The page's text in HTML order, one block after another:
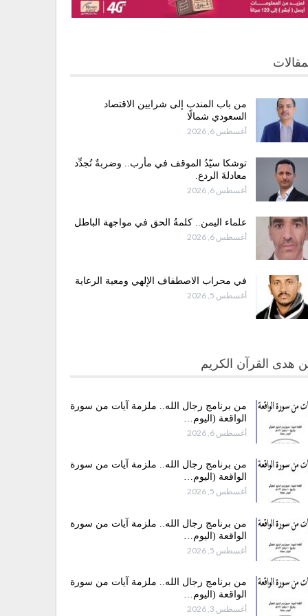
من باب المندب إلى شرايين الاقتصاد
السعودي شمالًا
أغسطس 6, 2026
توشكا سيّدُ الموقف في مأرب.. وضربةٌ تُجدِّد
معادلةَ الردع.
أغسطس 6, 2026
علماء اليمن.. كلمةُ الحق في مواجهة الباطل
أغسطس 6, 2026
في محراب الاصطفاف الإلهي ومعية الرعاية
أغسطس 5, 2026
هدى القرآن الكريم
من برنامج رجال الله.. ملزمة آيات من سورة
الواقعة (اليوم…
أغسطس 6, 2026
من برنامج رجال الله.. ملزمة آيات من سورة
الواقعة (اليوم…
أغسطس 5, 2026
من برنامج رجال الله.. ملزمة آيات من سورة
الواقعة (اليوم…
أغسطس 5, 2026
من برنامج رجال الله.. ملزمة آيات من سورة
الواقعة (اليوم…
أغسطس 3, 2026